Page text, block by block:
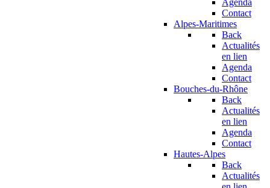
Agenda
Contact
Alpes-Maritimes
Back
Actualités
en lien
Agenda
Contact
Bouches-du-Rhône
Back
Actualités
en lien
Agenda
Contact
Hautes-Alpes
Back
Actualités